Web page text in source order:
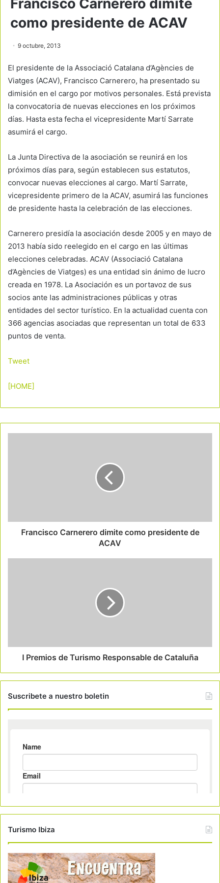
Francisco Carnerero dimite
como presidente de ACAV
9 octubre, 2013
El presidente de la Associació Catalana d’Agències de
Viatges (ACAV), Francisco Carnerero, ha presentado su
dimisión en el cargo por motivos personales. Está prevista
la convocatoria de nuevas elecciones en los próximos
días. Hasta esta fecha el vicepresidente Martí Sarrate
asumirá el cargo.
La Junta Directiva de la asociación se reunirá en los
próximos días para, según establecen sus estatutos,
convocar nuevas elecciones al cargo. Martí Sarrate,
vicepresidente primero de la ACAV, asumirá las funciones
de presidente hasta la celebración de las elecciones.
Carnerero presidía la asociación desde 2005 y en mayo de
2013 había sido reelegido en el cargo en las últimas
elecciones celebradas. ACAV (Associació Catalana
d’Agències de Viatges) es una entidad sin ánimo de lucro
creada en 1978. La Asociación es un portavoz de sus
socios ante las administraciones públicas y otras
entidades del sector turístico. En la actualidad cuenta con
366 agencias asociadas que representan un total de 633
puntos de venta.
Tweet
[HOME]
Francisco Carnerero dimite como presidente de
ACAV
I Premios de Turismo Responsable de Cataluña
Suscribete a nuestro boletin
Turismo Ibiza